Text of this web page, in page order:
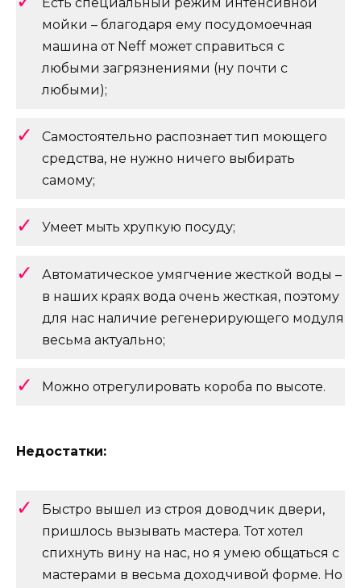
мойки – благодаря ему посудомоечная
машина от Neff может справиться с
любыми загрязнениями (ну почти с
любыми);
Самостоятельно распознает тип моющего
средства, не нужно ничего выбирать
самому;
Умеет мыть хрупкую посуду;
Автоматическое умягчение жесткой воды –
в наших краях вода очень жесткая, поэтому
для нас наличие регенерирующего модуля
весьма актуально;
Можно отрегулировать короба по высоте.
Недостатки:
Быстро вышел из строя доводчик двери,
пришлось вызывать мастера. Тот хотел
спихнуть вину на нас, но я умею общаться с
мастерами в весьма доходчивой форме. Но